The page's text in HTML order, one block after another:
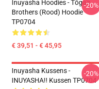
Inuyasha Hoodies - Tōga's
Brothers (rood) Hoodie
TP0704
€ 39,51 - € 45,95
-20%
Inuyasha Kussens -
INUYASHA!! Kussen TP0704
-20%